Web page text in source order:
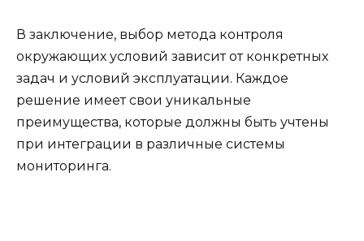
В заключение, выбор метода контроля
окружающих условий зависит от конкретных
задач и условий эксплуатации. Каждое
решение имеет свои уникальные
преимущества, которые должны быть учтены
при интеграции в различные системы
мониторинга.